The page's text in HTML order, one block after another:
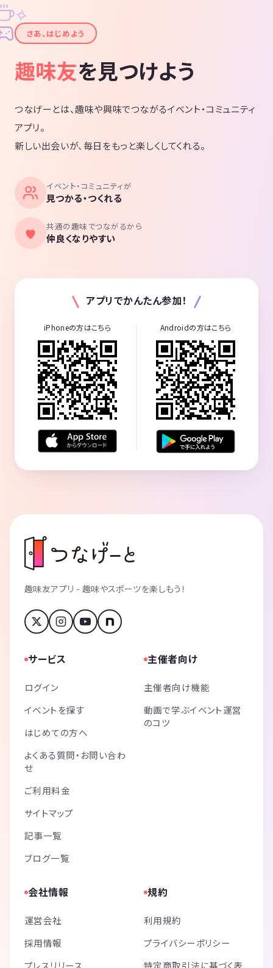
プレイ時間 : 360分
ランク：Sランク※本家"大人のマダミス会"でのみプレイ可
--------------------------------
👍 アルバトロスの黄金の雨
「監獄を舞台とした、囚人たちによる本格ミステリー」
プレイ人数 : 5-6人
--------------------------------
👍 時をかけるトライアングル
「大学のオカルト研究会の記念行事中、会長が死んだ！」
ランク：Bランク
--------------------------------
👍 紫乃淵リライト
「山奥のキャンプ場で管理人が死んだ。ん？…え？これって…」
プレイ人数 : 2人
プレイ時間 : 60分
--------------------------------
👍 週末の殺人鬼
「5人のキャラクターを2人実施。7年前の事故と殺人鬼の謎を解明せ
プレイ人数 : 2人
プレイ時間 : 90分
ランク：Bランク
--------------------------------
「幽霊屋敷の謎に迫る本格派ホラーミステリー」
プレイ人数 : 5-6人
プレイ時間 : 180分
ランク：Aランク
--------------------------------
👍故郷が沈むまでに
ランク：Cランク
--------------------------------
👍確定未来のフラクタル
「山奥の豪邸で起きた殺人事件。容疑者は3人だけ。」
プレイ人数 : 3人
プレイ時間 : 60分
--------------------------------
👍罪と罰の図書館
プレイ時間 : 150分
--------------------------------
👍ミッシングファイター
「消えた戦闘機の行方は…（第2回新作マーダーミステリー大賞 奨励
賞受賞作品）」
プレイ時間 : 90分
ランク：Bランク
--------------------------------
「世界初の宇宙大学“コズミックガーデン”で起こるSFマーダーミステリ
プレイ人数 : 6-7人
プレイ時間 : 180分
ランク：Aランク
👍アリスと謎とくらやみの物語
プレイ人数 : 1-6人
ランク：Bランク
--------------------------------
✦
✧
さあ、はじめよう
趣味友を見つけよう
つなげーとは、趣味や興味でつながるイベント・コミュニティ
アプリ。
新しい出会いが、毎日をもっと楽しくしてくれる。
イベント・コミュニティが
見つかる・つくれる
共通の趣味でつながるから
仲良くなりやすい
アプリでかんたん参加！
iPhoneの方はこちら Androidの方はこちら
趣味友アプリ - 趣味やスポーツを楽しもう！
サービス
ログイン
イベントを探す
はじめての方へ
よくある質問・お問い合わ
せ
ご利用料金
サイトマップ
記事一覧
ブログ一覧
主催者向け
主催者向け機能
動画で学ぶイベント運営
のコツ
会社情報
運営会社
採用情報
プレスリリース
規約
利用規約
プライバシーポリシー
特定商取引法に基づく表